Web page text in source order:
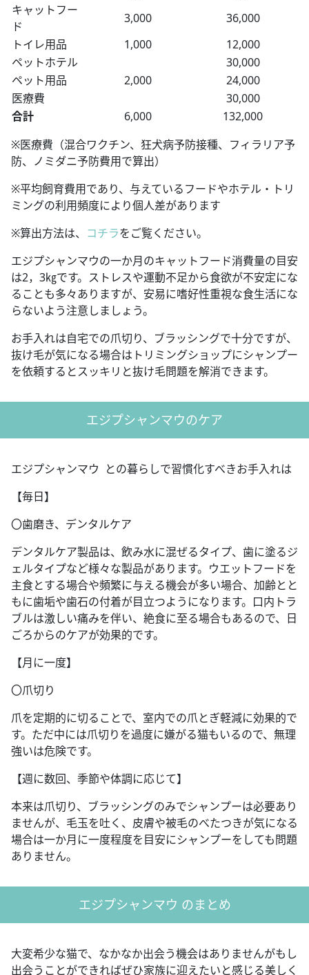
キャットフー
ド
3,000
36,000
トイレ用品
1,000
12,000
ペットホテル
30,000
ペット用品
2,000
24,000
医療費
30,000
合計
6,000
132,000
※医療費（混合ワクチン、狂犬病予防接種、フィラリア予
防、ノミダニ予防費用で算出）
※平均飼育費用であり、与えているフードやホテル・トリ
ミングの利用頻度により個人差があります
※算出方法は、 コチラをご覧ください。
エジプシャンマウの一か月のキャットフード消費量の目安
は2，3㎏です。ストレスや運動不足から食欲が不安定にな
ることも多々ありますが、安易に嗜好性重視な食生活にな
らないよう注意しましょう。
お手入れは自宅での爪切り、ブラッシングで十分ですが、
抜け毛が気になる場合はトリミングショップにシャンプー
を依頼するとスッキリと抜け毛問題を解消できます。
エジプシャンマウのケア
エジプシャンマウ との暮らしで習慣化すべきお手入れは
【毎日】
〇歯磨き、デンタルケア
デンタルケア製品は、飲み水に混ぜるタイプ、歯に塗るジ
ェルタイプなど様々な製品があります。ウエットフードを
主食とする場合や頻繁に与える機会が多い場合、加齢とと
もに歯垢や歯石の付着が目立つようになります。口内トラ
ブルは激しい痛みを伴い、絶食に至る場合もあるので、日
ごろからのケアが効果的です。
【月に一度】
〇爪切り
爪を定期的に切ることで、室内での爪とぎ軽減に効果的で
す。ただ中には爪切りを過度に嫌がる猫もいるので、無理
強いは危険です。
【週に数回、季節や体調に応じて】
本来は爪切り、ブラッシングのみでシャンプーは必要あり
ませんが、毛玉を吐く、皮膚や被毛のべたつきが気になる
場合は一か月に一度程度を目安にシャンプーをしても問題
ありません。
エジプシャンマウ のまとめ
大変希少な猫で、なかなか出会う機会はありませんがもし
出会うことができればぜひ家族に迎えたいと感じる美しく